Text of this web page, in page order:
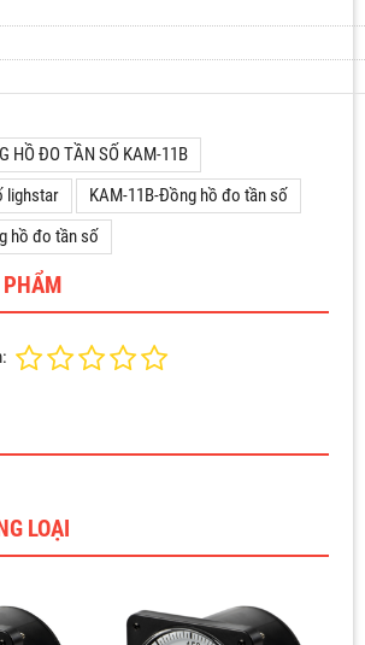
HỒ ĐO TẦN SỐ KAM-11B
lighstar
KAM-11B-Đồng hồ đo tần số
hồ đo tần số
LOẠI